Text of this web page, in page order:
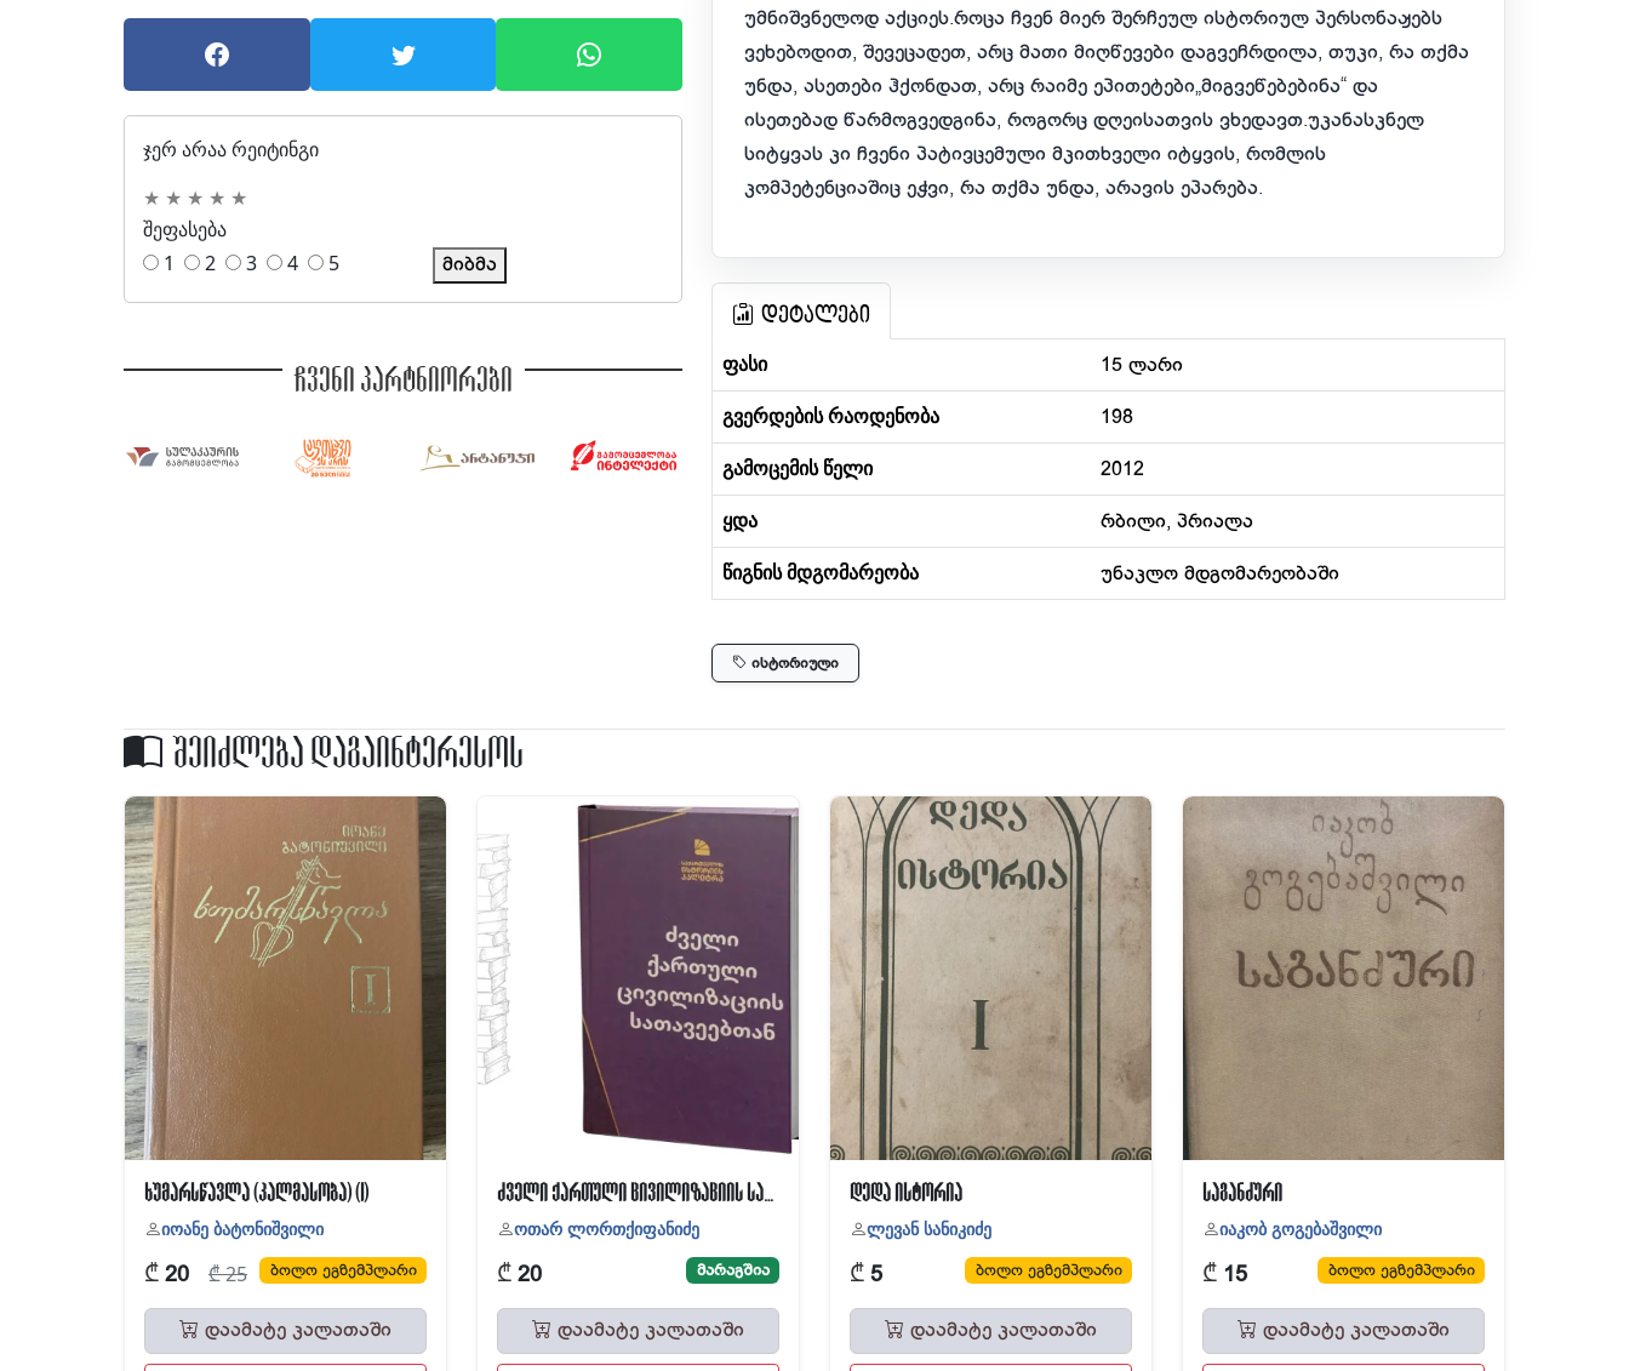
ჯერ არაა რეიტინგი
★ ★ ★ ★ ★
შეფასება
1
2 3 4 5 მიბმა
ჩვენი პარტნიორები
უმნიშვნელოდ აქციეს.როცა ჩვენ მიერ შერჩეულ ისტორიულ პერსონაჟებს
ვეხებოდით, შევეცადეთ, არც მათი მიღწევები დაგვეჩრდილა, თუკი, რა თქმა
უნდა, ასეთები ჰქონდათ, არც რაიმე ეპითეტები„მიგვეწებებინა“ და
ისეთებად წარმოგვედგინა, როგორც დღეისათვის ვხედავთ.უკანასკნელ
სიტყვას კი ჩვენი პატივცემული მკითხველი იტყვის, რომლის
კომპეტენციაშიც ეჭვი, რა თქმა უნდა, არავის ეპარება.
დეტალები
ფასი 15 ლარი
გვერდების რაოდენობა 198
გამოცემის წელი 2012
ყდა რბილი, პრიალა
წიგნის მდგომარეობა უნაკლო მდგომარეობაში
ისტორიული
შეიძლება დაგაინტერესოს
ხუმარსწავლა (კალმასობა) (I)
იოანე ბატონიშვილი
₾ 20 ₾ 25 ბოლო ეგზემპლარი
დაამატე კალათაში
ოთარ ლორთქიფანიძე
₾ 20 მარაგშია
დაამატე კალათაში
დედა ისტორია
ლევან სანიკიძე
₾ 5 ბოლო ეგზემპლარი
დაამატე კალათაში
საგანძური
იაკობ გოგებაშვილი
₾ 15 ბოლო ეგზემპლარი
დაამატე კალათაში